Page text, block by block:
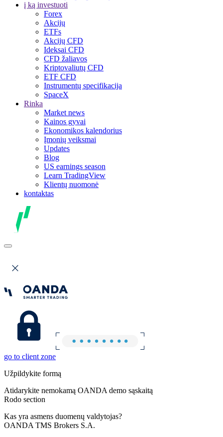
į ką investuoti
Forex
Akcijų
ETFs
Akcijų CFD
Ideksai CFD
CFD žaliavos
Kriptovaliutų CFD
ETF CFD
Instrumentų specifikacija
SpaceX
Rinka
Market news
Kainos gyvai
Ekonomikos kalendorius
Įmonių veiksmai
Updates
Blog
US earnings season
Learn TradingView
Klientų nuomonė
kontaktas
go to client zone
Užpildykite formą
Atidarykite nemokamą OANDA demo sąskaitą
Rodo section
Kas yra asmens duomenų valdytojas?
OANDA TMS Brokers S.A.